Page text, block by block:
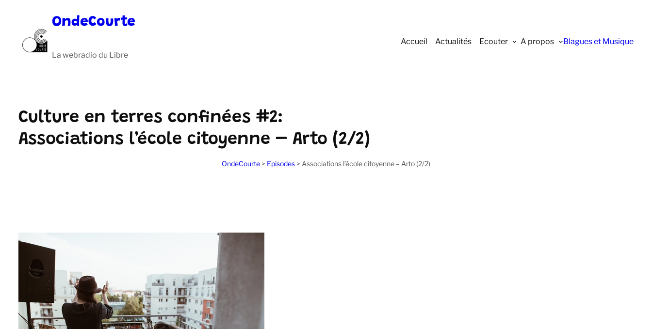
OndeCourte
La webradio du Libre
Accueil Actualités Ecouter A propos Blagues et Musique
Culture en terres confinées #2:
Associations l’école citoyenne – Arto (2/2)
OndeCourte > Episodes > Associations l’école citoyenne – Arto (2/2)